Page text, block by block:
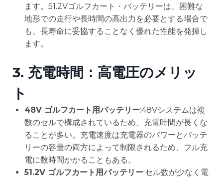
ます。51.2Vゴルフカート・バッテリーは、困難な
地形での走行や長時間の高出力を必要とする場合で
も、長寿命に妥協することなく優れた性能を発揮し
ます。
3. 充電時間：高電圧のメリッ
ト
48V ゴルフカート用バッテリー:48Vシステムは複
数のセルで構成されているため、充電時間が長くな
ることが多い。充電速度は充電器のパワーとバッテ
リーの容量の両方によって制限されるため、フル充
電に数時間かかることもある。
51.2V ゴルフカート用バッテリー:セル数が少なく電